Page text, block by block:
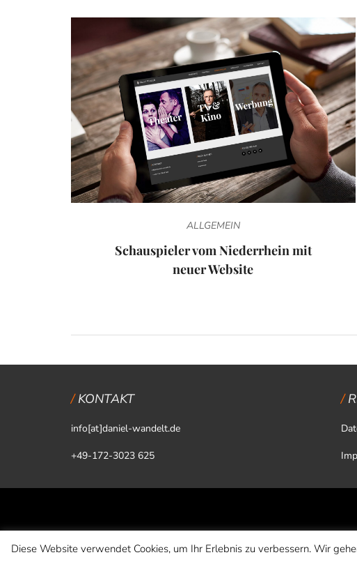
ALLGEMEIN
Schauspieler vom Niederrhein mit
neuer Website
KONTAKT
info[at]daniel-wandelt.de
+49-172-3023 625
Diese Website verwendet Cookies, um Ihr Erlebnis zu verbessern. Wir